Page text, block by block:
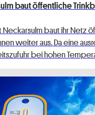
baut öffentliche
Neckarsulm baut ihr Netz
weiter aus. Da eine
bei hohen